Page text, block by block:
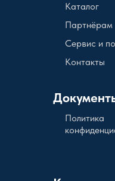
Каталог
Политика
Партнёрам
Сервис и
Контакты